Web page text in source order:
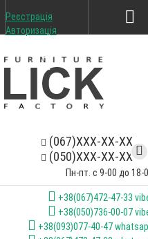
(067)XXX-XX-XX
(050)XXX-XX-XX
Пн-пт. с 9-00 до 18-
+38(067)472-47-33
+38(050)736-00-07
+38(093)077-40-47
Реєстрація
Авторизація